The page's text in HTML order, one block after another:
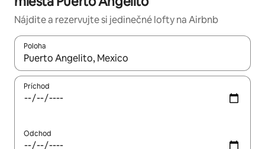
Nájdite a rezervujte si jedinečné lofty na Airbnb
Poloha
Keď budú výsledky k dispozícii, môžete si ich prechádzať
Príchod
Odchod